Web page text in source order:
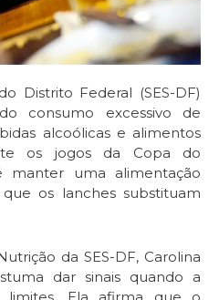
Distrito Federal (SES-DF)
consumo excessivo de
alcoólicas e alimentos
os jogos da Copa do
manter uma alimentação
os lanches substituam
da SES-DF, Carolina
dar sinais quando a